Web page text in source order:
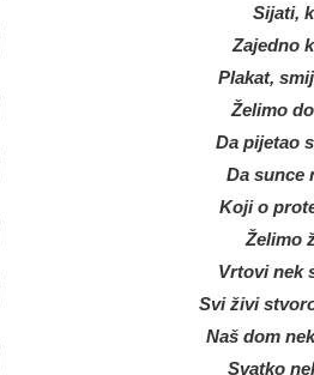
Sijati,
Zajedno
Plakat,
Želimo
Da pijetao
Da sunce
Koji o
Želimo
Vrtovi nek
Svi živi
Naš dom
Svatko